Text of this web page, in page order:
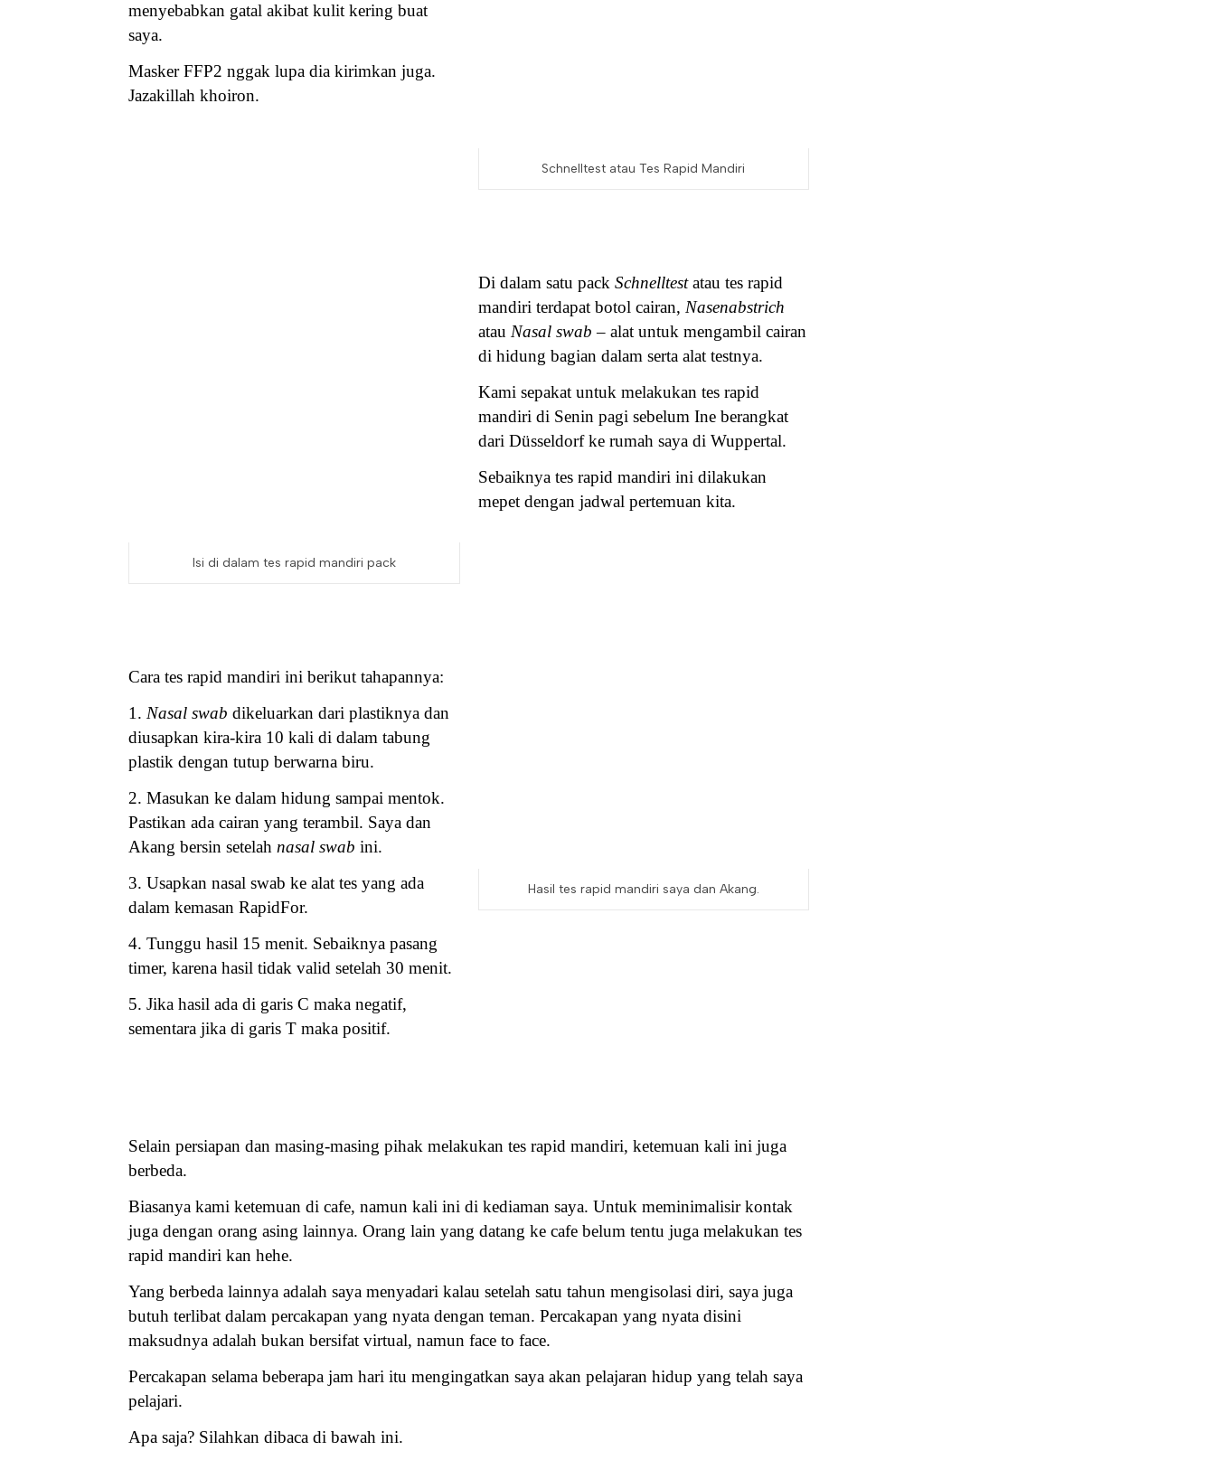
menyebabkan gatal akibat kulit kering buat
saya.
Masker FFP2 nggak lupa dia kirimkan juga.
Jazakillah khoiron.
Schnelltest atau Tes Rapid Mandiri
Isi di dalam tes rapid mandiri pack
Di dalam satu pack Schnelltestatau tes rapid
mandiri terdapat botol cairan, Nasenabstrich
atau Nasal swab – alat untuk mengambil cairan
di hidung bagian dalam serta alat testnya.
Kami sepakat untuk melakukan tes rapid
mandiri di Senin pagi sebelum Ine berangkat
dari Düsseldorf ke rumah saya di Wuppertal.
Sebaiknya tes rapid mandiri ini dilakukan
mepet dengan jadwal pertemuan kita.
Cara tes rapid mandiri ini berikut tahapannya:
1. Nasal swab dikeluarkan dari plastiknya dan
diusapkan kira-kira 10 kali di dalam tabung
plastik dengan tutup berwarna biru.
2. Masukan ke dalam hidung sampai mentok.
Pastikan ada cairan yang terambil. Saya dan
Akang bersin setelah nasal swab ini.
3. Usapkan nasal swab ke alat tes yang ada
dalam kemasan RapidFor.
4. Tunggu hasil 15 menit. Sebaiknya pasang
timer, karena hasil tidak valid setelah 30 menit.
5. Jika hasil ada di garis C maka negatif,
sementara jika di garis T maka positif.
Hasil tes rapid mandiri saya dan Akang.
Selain persiapan dan masing-masing pihak melakukan tes rapid mandiri, ketemuan kali ini juga
berbeda.
Biasanya kami ketemuan di cafe, namun kali ini di kediaman saya. Untuk meminimalisir kontak
juga dengan orang asing lainnya. Orang lain yang datang ke cafe belum tentu juga melakukan tes
rapid mandiri kan hehe.
Yang berbeda lainnya adalah saya menyadari kalau setelah satu tahun mengisolasi diri, saya juga
butuh terlibat dalam percakapan yang nyata dengan teman. Percakapan yang nyata disini
maksudnya adalah bukan bersifat virtual, namun face to face.
Percakapan selama beberapa jam hari itu mengingatkan saya akan pelajaran hidup yang telah saya
pelajari.
Apa saja? Silahkan dibaca di bawah ini.